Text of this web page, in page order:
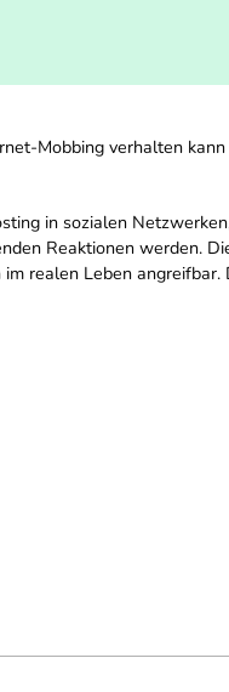
Mobbing verhalten kann
in sozialen
Reaktionen werden.
realen Leben